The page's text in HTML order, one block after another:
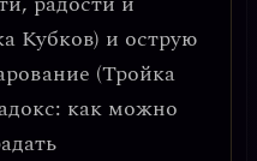
Кубков) и острую
(Тройка
как можно